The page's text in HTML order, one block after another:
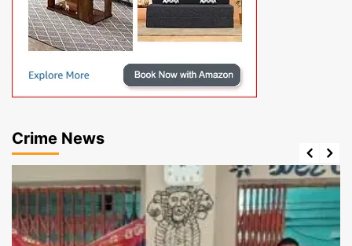
Crime News